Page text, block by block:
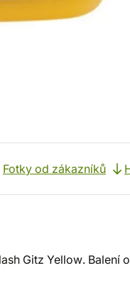
Fotky od zákazníků
Gitz Yellow. Balení